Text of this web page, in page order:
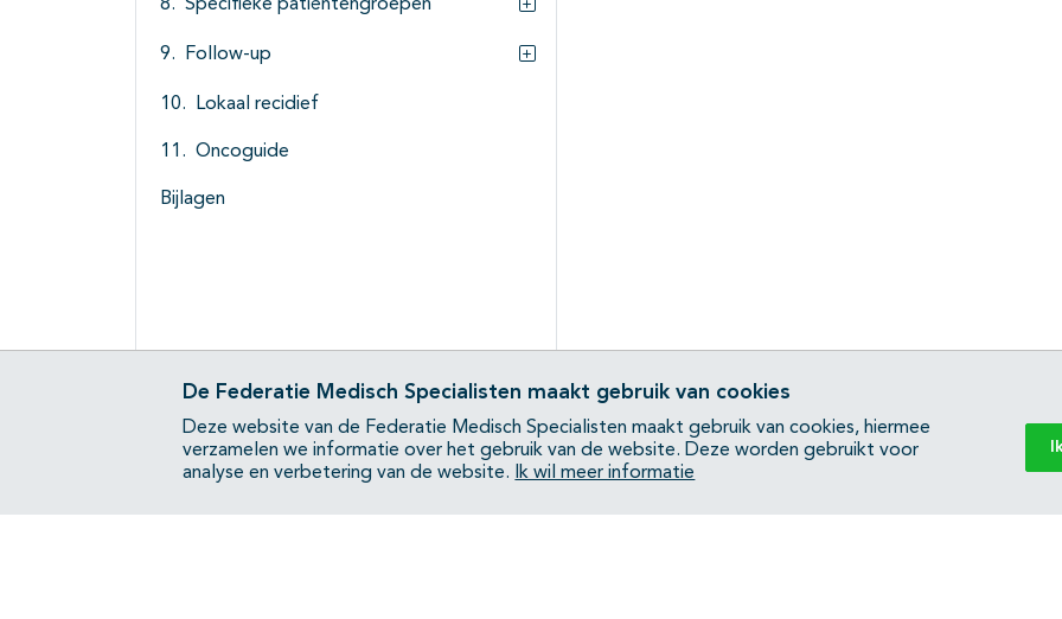
Specifieke patiëntengroepen
Follow-up
Lokaal recidief
Oncoguide
Bijlagen
De Federatie Medisch Specialisten maakt gebruik van cookies
Deze website van de Federatie Medisch Specialisten maakt gebruik van cookies, hiermee
verzamelen we informatie over het gebruik van de website. Deze worden gebruikt voor
analyse en verbetering van de website.
Ik wil meer informatie